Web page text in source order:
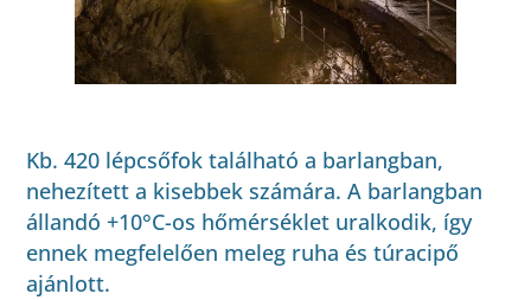
Kb. 420 lépcsőfok található a barlangban,
nehezített a kisebbek számára. A barlangban
állandó +10°C-os hőmérséklet uralkodik, így
ennek megfelelően meleg ruha és túracipő
ajánlott.